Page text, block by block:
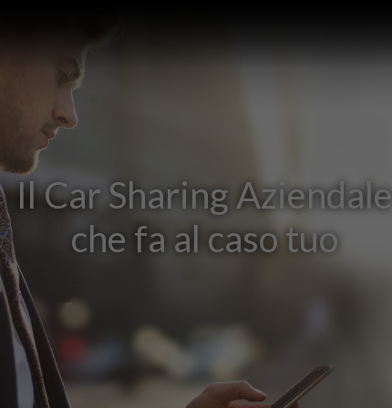
Il Car Sharing Aziendale
che fa al caso tuo